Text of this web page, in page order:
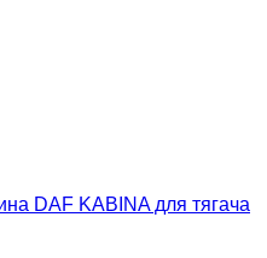
DAF KABINA для тягача